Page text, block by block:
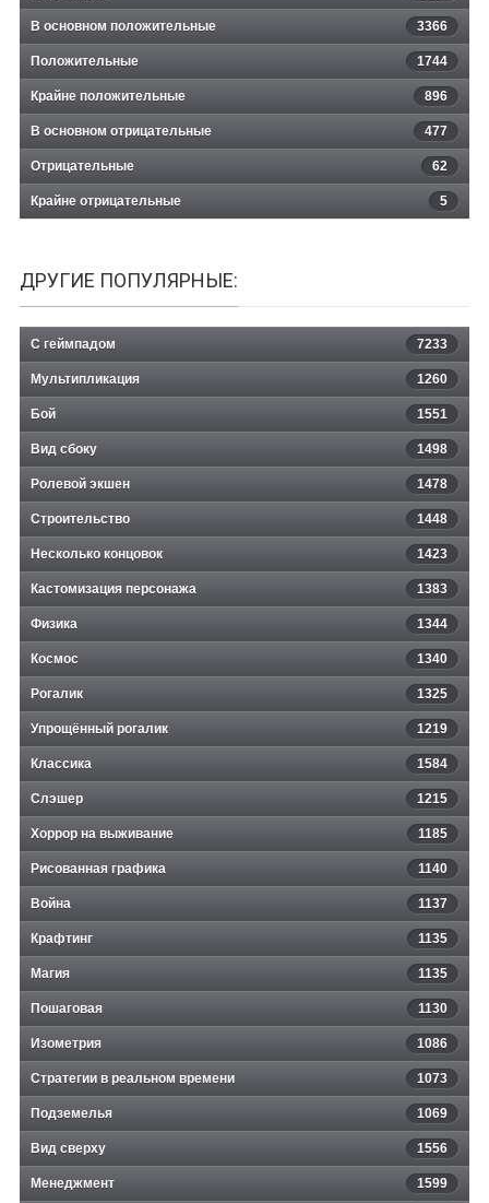
В основном положительные 3366
Положительные 1744
Крайне положительные 896
В основном отрицательные 477
Отрицательные 62
Крайне отрицательные 5
ДРУГИЕ ПОПУЛЯРНЫЕ:
С геймпадом 7233
Мультипликация 1260
Бой 1551
Вид сбоку 1498
Ролевой экшен 1478
Строительство 1448
Несколько концовок 1423
Кастомизация персонажа 1383
Физика 1344
Космос 1340
Рогалик 1325
Упрощённый рогалик 1219
Классика 1584
Слэшер 1215
Хоррор на выживание 1185
Рисованная графика 1140
Война 1137
Крафтинг 1135
Магия 1135
Пошаговая 1130
Изометрия 1086
Стратегии в реальном времени 1073
Подземелья 1069
Вид сверху 1556
Менеджмент 1599